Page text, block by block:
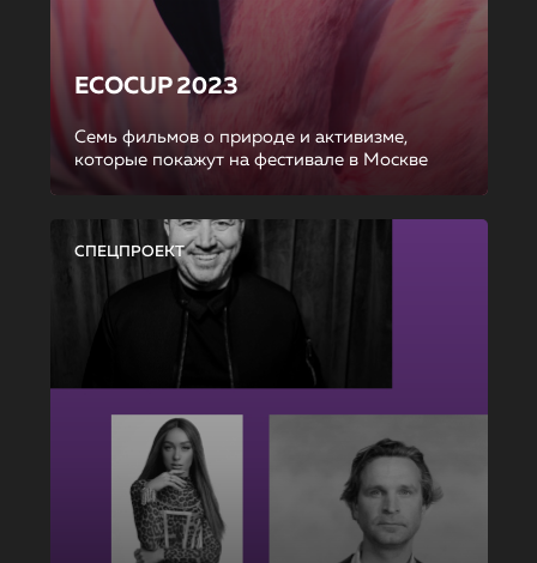
ECOCUP 2023
Семь фильмов о природе и активизме,
которые покажут на фестивале в Москве
СПЕЦПРОЕКТ